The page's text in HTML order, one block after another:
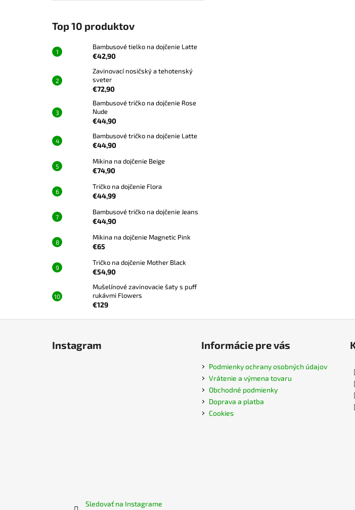
Top 10 produktov
Bambusové tielko na dojčenie Latte
€42,90
Zavinovací nosičský a tehotenský
sveter
€72,90
Bambusové tričko na dojčenie Rose
Nude
€44,90
Bambusové tričko na dojčenie Latte
€44,90
Mikina na dojčenie Beige
€74,90
Tričko na dojčenie Flora
€44,99
Bambusové tričko na dojčenie Jeans
€44,90
Mikina na dojčenie Magnetic Pink
€65
Tričko na dojčenie Mother Black
€54,90
Mušelínové zavinovacie šaty s puff
rukávmi Flowers
€129
Instagram
Sledovať na Instagrame
Informácie pre vás
Podmienky ochrany osobných údajov
Vrátenie a výmena tovaru
Obchodné podmienky
Doprava a platba
Cookies